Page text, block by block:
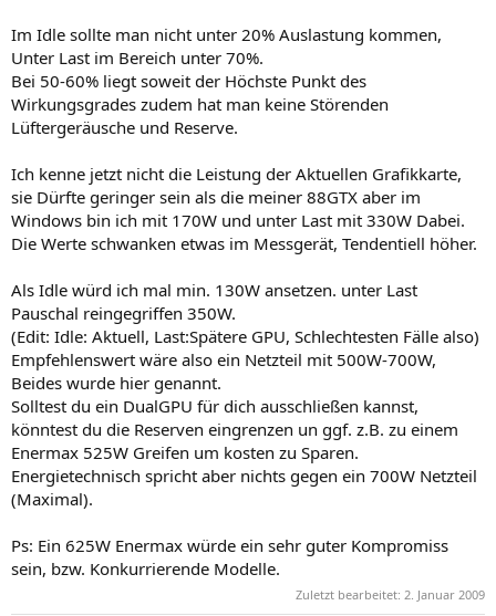
Im Idle sollte man nicht unter 20% Auslastung kommen,
Unter Last im Bereich unter 70%.
Bei 50-60% liegt soweit der Höchste Punkt des
Wirkungsgrades zudem hat man keine Störenden
Lüftergeräusche und Reserve.
Ich kenne jetzt nicht die Leistung der Aktuellen Grafikkarte,
sie Dürfte geringer sein als die meiner 88GTX aber im
Windows bin ich mit 170W und unter Last mit 330W Dabei.
Die Werte schwanken etwas im Messgerät, Tendentiell höher.
Als Idle würd ich mal min. 130W ansetzen. unter Last
Pauschal reingegriffen 350W.
(Edit: Idle: Aktuell, Last:Spätere GPU, Schlechtesten Fälle also)
Empfehlenswert wäre also ein Netzteil mit 500W-700W,
Beides wurde hier genannt.
Solltest du ein DualGPU für dich ausschließen kannst,
könntest du die Reserven eingrenzen un ggf. z.B. zu einem
Enermax 525W Greifen um kosten zu Sparen.
Energietechnisch spricht aber nichts gegen ein 700W Netzteil
(Maximal).
Ps: Ein 625W Enermax würde ein sehr guter Kompromiss
sein, bzw. Konkurrierende Modelle.
Zuletzt bearbeitet: 2. Januar 2009